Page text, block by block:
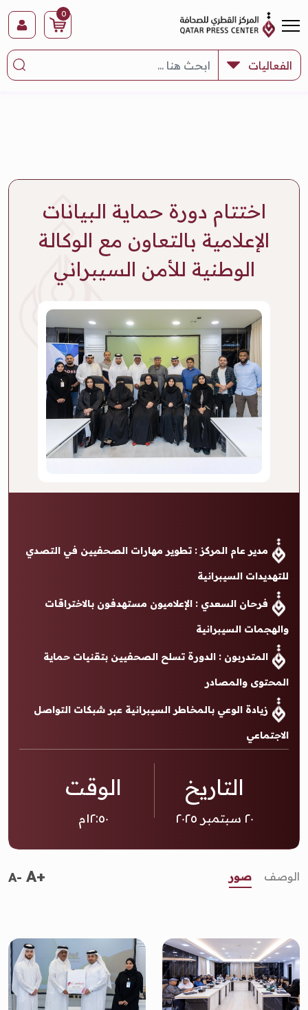
0
اختتام دورة حماية البيانات
الإعلامية بالتعاون مع الوكالة
الوطنية للأمن السيبراني
مدير عام المركز : تطوير مهارات الصحفيين في التصدي
للتهديدات السيبرانية
فرحان السعدي : الإعلاميون مستهدفون بالاختراقات
والهجمات السيبرانية
المتدربون : الدورة تسلح الصحفيين بتقنيات حماية
المحتوى والمصادر
زيادة الوعي بالمخاطر السيبرانية عبر شبكات التواصل
الاجتماعي
التاريخ
٢٠ سبتمبر ٢٠٢٥
الوقت
١٢:٥٠م
الوصف صور A- A+